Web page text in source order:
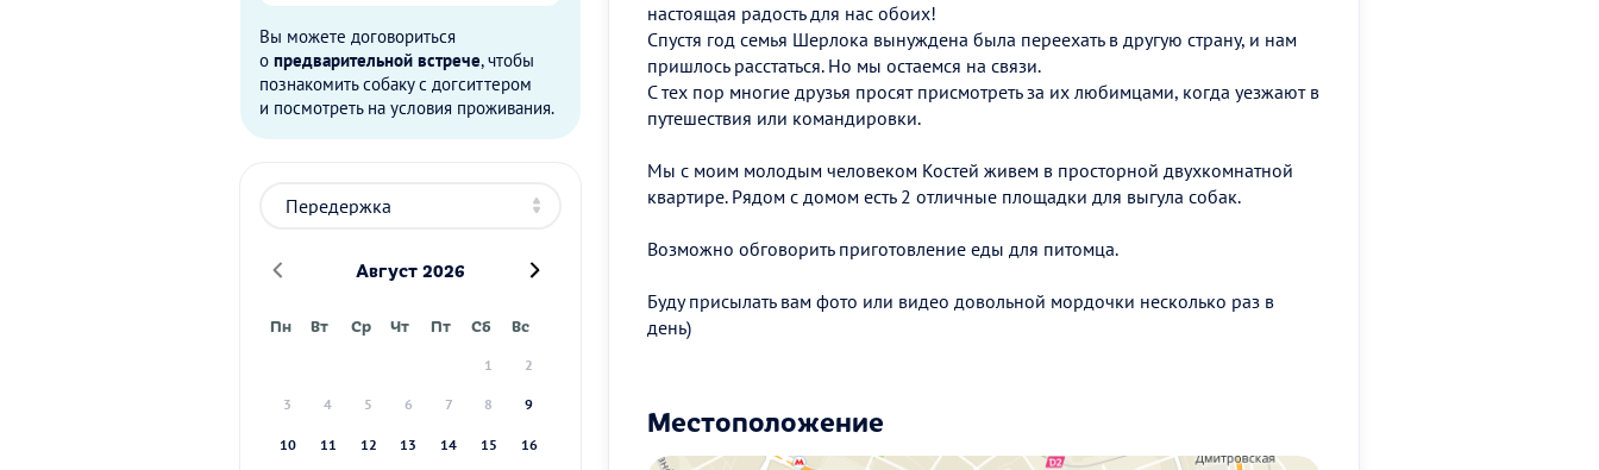
Вы можете договориться
о предварительной встрече, чтобы
познакомить собаку с догситтером
и посмотреть на условия проживания.
Август 2026
Пн Вт Ср Чт Пт Сб Вс
1 2
3 4 5 6 7 8 9
10 11 12 13 14 15 16
настоящая радость для нас обоих!
Спустя год семья Шерлока вынуждена была переехать в другую страну, и нам
пришлось расстаться. Но мы остаемся на связи.
С тех пор многие друзья просят присмотреть за их любимцами, когда уезжают в
путешествия или командировки.
Мы с моим молодым человеком Костей живем в просторной двухкомнатной
квартире. Рядом с домом есть 2 отличные площадки для выгула собак.
Возможно обговорить приготовление еды для питомца.
Буду присылать вам фото или видео довольной мордочки несколько раз в
день)
Местоположение